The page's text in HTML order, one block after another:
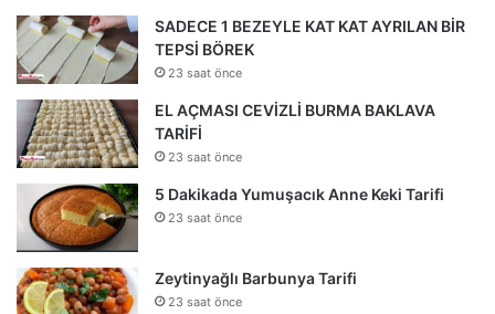
SADECE 1 BEZEYLE KAT KAT AYRILAN BİR
TEPSİ BÖREK
23 saat önce
EL AÇMASI CEVİZLİ BURMA BAKLAVA
TARİFİ
23 saat önce
5 Dakikada Yumuşacık Anne Keki Tarifi
23 saat önce
Zeytinyağlı Barbunya Tarifi
23 saat önce